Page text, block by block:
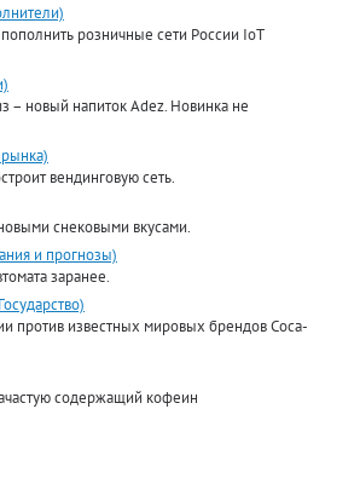
розничные сети России IoT
– новый напиток Adez. Новинка не
вендинговую сеть.
снековыми вкусами.
и прогнозы)
заранее.
против известных мировых брендов Coca-
содержащий кофеин